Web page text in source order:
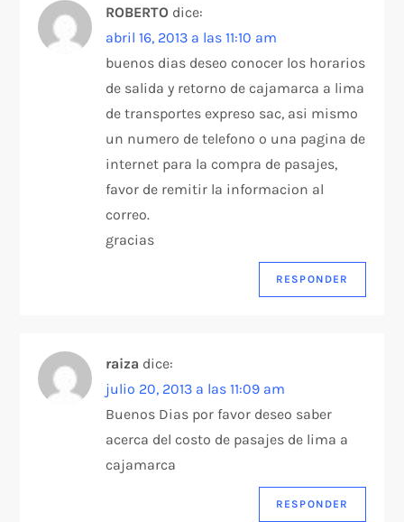
ROBERTO dice:
abril 16, 2013 a las 11:10 am
buenos dias deseo conocer los horarios
de salida y retorno de cajamarca a lima
de transportes expreso sac, asi mismo
un numero de telefono o una pagina de
internet para la compra de pasajes,
favor de remitir la informacion al
correo.
gracias
RESPONDER
raiza dice:
julio 20, 2013 a las 11:09 am
Buenos Dias por favor deseo saber
acerca del costo de pasajes de lima a
cajamarca
RESPONDER